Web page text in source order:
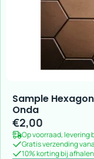
Sample
Onda
€2,00
Op voorraad, levering
Gratis verzending
10% korting bij afhalen